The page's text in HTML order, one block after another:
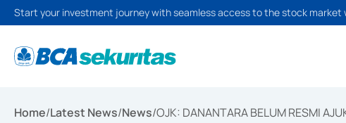
Start your investment journey with seamless access to the stock market
Home/Latest News/News/OJK: DANANTARA BELUM RESMI